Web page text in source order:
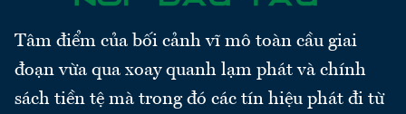
Tâm điểm của bối cảnh vĩ mô toàn cầu giai
đoạn vừa qua xoay quanh lạm phát và chính
sách tiền tệ mà trong đó các tín hiệu phát đi từ